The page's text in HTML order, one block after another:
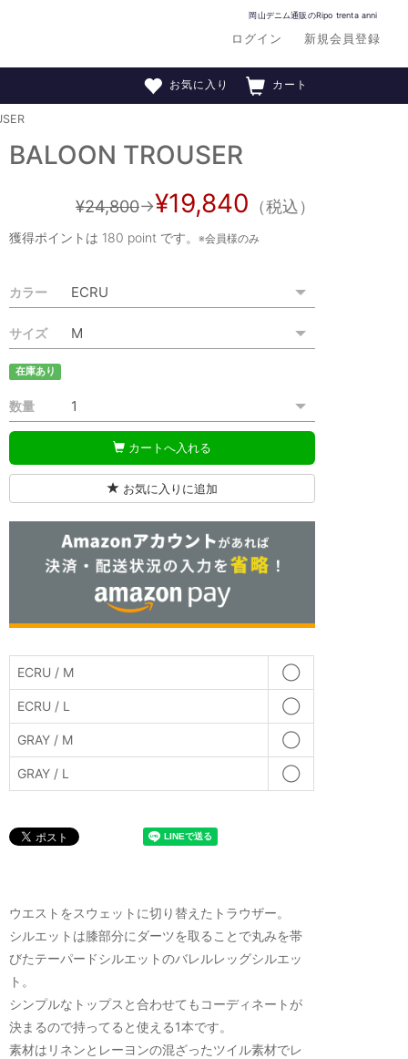
岡山デニム通販のRipo trenta anni
ログイン 新規会員登録
カート
お気に入り
BALOON TROUSER
¥24,800→¥19,840 （税込）
獲得ポイントは 180 point です。※会員様のみ
カラー
サイズ
在庫あり
数量
カートへ入れる
お気に入りに追加
ECRU / M ◯
ECRU / L ◯
GRAY / M ◯
GRAY / L ◯
ウエストをスウェットに切り替えたトラウザー。
シルエットは膝部分にダーツを取ることで丸みを帯
びたテーパードシルエットのバレルレッグシルエッ
ト。
シンプルなトップスと合わせてもコーディネートが
決まるので持ってると使える1本です。
素材はリネンとレーヨンの混ざったツイル素材でレ